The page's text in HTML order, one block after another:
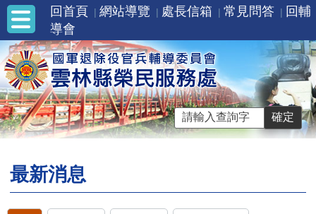
回首頁 網站導覽 處長信箱 常見問答
回輔
導會
最新消息